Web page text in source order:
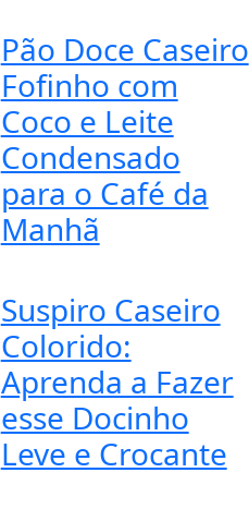
Pão Doce Caseiro
Fofinho com
Coco e Leite
Condensado
para o Café da
Manhã
Suspiro Caseiro
Colorido:
Aprenda a Fazer
esse Docinho
Leve e Crocante